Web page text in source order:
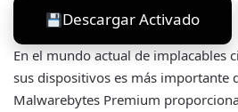
Descargar Activado
En el mundo actual de implacables
sus dispositivos es más importante
Malwarebytes Premium